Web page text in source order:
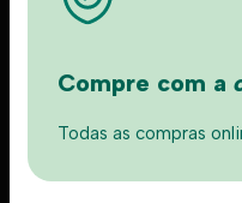
Compre com a
Todas as compras